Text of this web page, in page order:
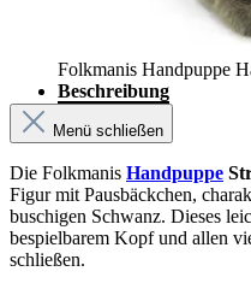
Folkmanis Handpuppe
Beschreibung
Menü schließen
Die Folkmanis Handpuppe
Figur mit Pausbäckchen,
buschigen Schwanz. Dieses
bespielbarem Kopf und allen
schließen.